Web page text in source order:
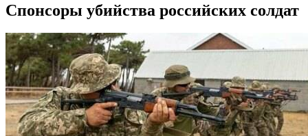
Спонсоры убийства российских солдат